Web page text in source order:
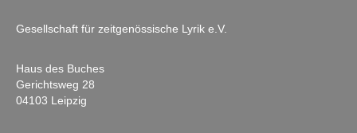
Gesellschaft für zeitgenössische Lyrik e.V.
Haus des Buches
Gerichtsweg 28
04103 Leipzig